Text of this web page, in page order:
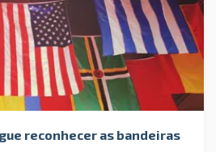
reconhecer as bandeiras